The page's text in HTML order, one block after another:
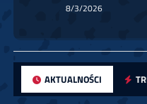
8/3/2026
AKTUALNOŚCI